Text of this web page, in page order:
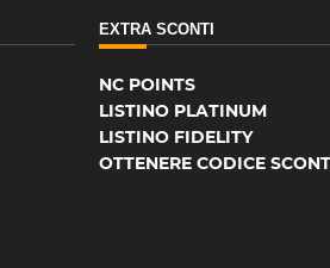
EXTRA SCONTI
NC POINTS
LISTINO PLATINUM
LISTINO FIDELITY
OTTENERE CODICE